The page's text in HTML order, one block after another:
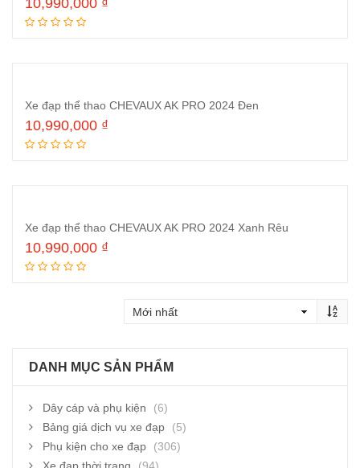
10,990,000 ₫
Xe đạp thể thao CHEVAUX AK PRO 2024 Đen
10,990,000 ₫
Xe đạp thể thao CHEVAUX AK PRO 2024 Xanh Rêu
10,990,000 ₫
DANH MỤC SẢN PHẨM
Dây cáp và phụ kiện
(6)
Bảng giá dịch vụ xe đạp
(5)
Phụ kiện cho xe đạp
(306)